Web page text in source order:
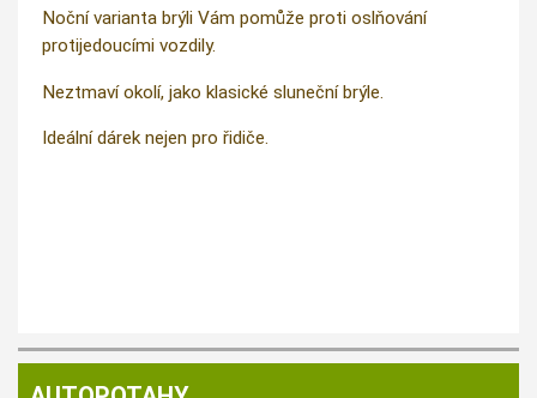
Noční varianta brýli Vám pomůže proti oslňování
protijedoucími vozdily.
Neztmaví okolí, jako klasické sluneční brýle.
Ideální dárek nejen pro řidiče.